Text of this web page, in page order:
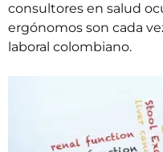
consultores en salud
ergónomos son cada
laboral colombiano.